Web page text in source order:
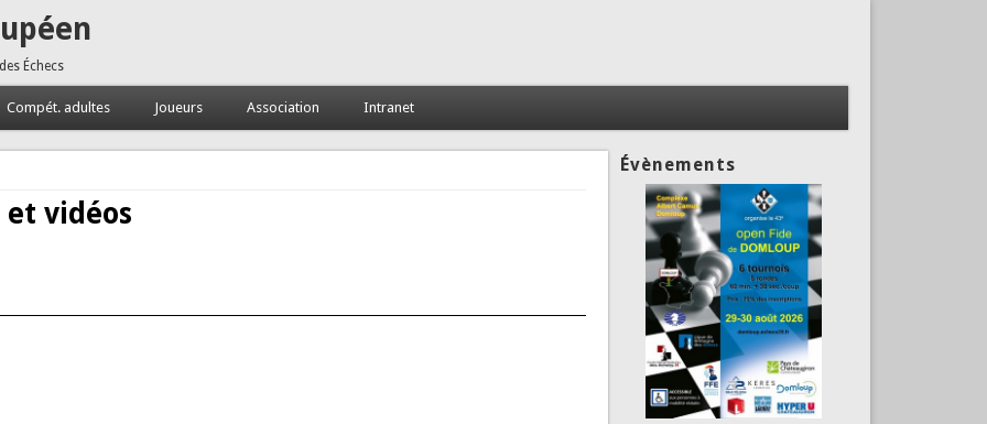
Échecs
Compét. adultes Joueurs Association Intranet
et vidéos
Évènements